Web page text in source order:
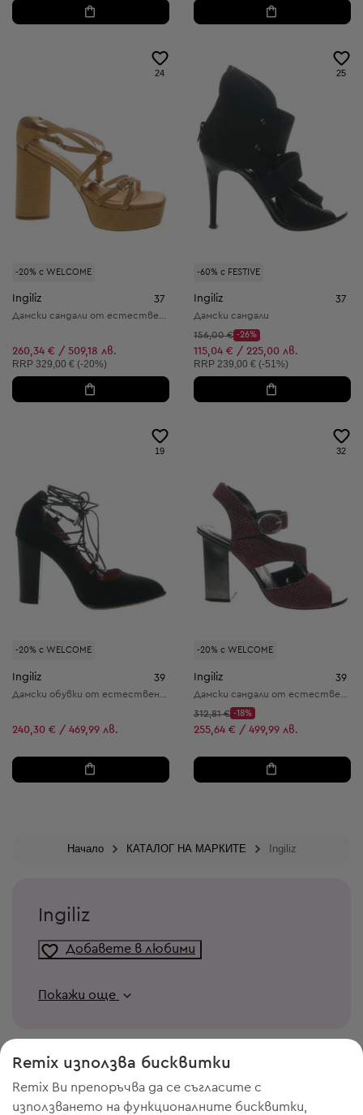
-20% с WELCOME
24
Ingiliz 37
260,34 € / 509,18 лв.
Препоръчителна цена:
RRP 329,00 € (-20%)
-60% с FESTIVE
25
Ingiliz 37
Дамски сандали
Начална цена:
156,00 €
Discount Price:
-26%
Намалена цена:
115,04 € / 225,00 лв.
Препоръчителна цена:
RRP 239,00 € (-51%)
-20% с WELCOME
19
Ingiliz 39
240,30 € / 469,99 лв.
-20% с WELCOME
32
Ingiliz 39
Начална цена:
312,81 €
Discount Price:
-18%
Намалена цена:
255,64 € / 499,99 лв.
Начало КАТАЛОГ НА МАРКИТЕ Ingiliz
Ingiliz
Добавете в любими
Покажи още
Remix използва бисквитки
Remix Ви препоръчва да се съгласите с
използването на функционалните бисквитки,